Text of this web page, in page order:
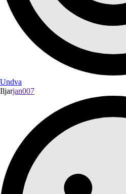
Undva
Iljarjan007